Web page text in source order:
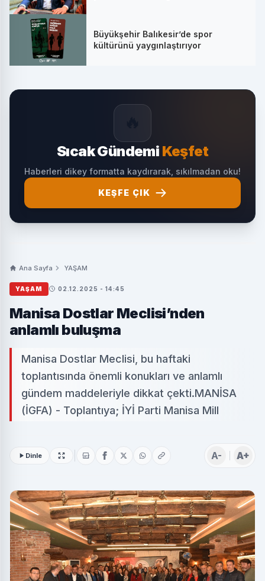
Büyükşehir Balıkesir’de spor
kültürünü yaygınlaştırıyor
Sıcak Gündemi Keşfet
Haberleri dikey formatta kaydırarak, sıkılmadan oku!
KEŞFE ÇIK
Ana Sayfa YAŞAM
YAŞAM 02.12.2025 - 14:45
Manisa Dostlar Meclisi’nden
anlamlı buluşma
Manisa Dostlar Meclisi, bu haftaki
toplantısında önemli konukları ve anlamlı
gündem maddeleriyle dikkat çekti.MANİSA
(İGFA) - Toplantıya; İYİ Parti Manisa Mill
Dinle A- A+